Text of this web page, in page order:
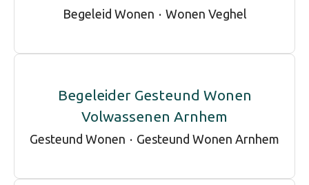
Begeleid Wonen · Wonen Veghel
Begeleider Gesteund Wonen
Volwassenen Arnhem
Gesteund Wonen · Gesteund Wonen Arnhem